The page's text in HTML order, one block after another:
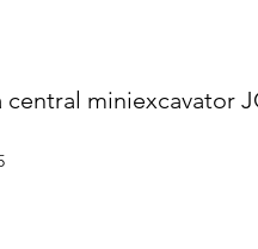
central miniexcavator